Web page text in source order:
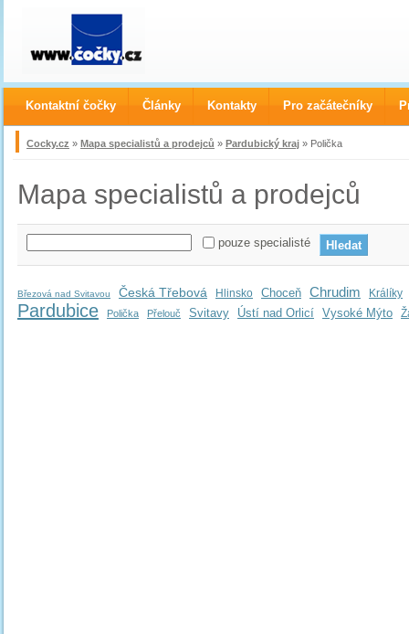
Cocky.cz » Mapa specialistů a prodejců » Pardubický kraj » Polička
Mapa specialistů a prodejců
pouze specialisté
Březová nad Svitavou Česká Třebová Hlinsko Choceň Chrudim Králíky
Pardubice Polička Přelouč Svitavy Ústí nad Orlicí Vysoké Mýto
Kontaktní čočky Články Kontakty Pro začátečníky